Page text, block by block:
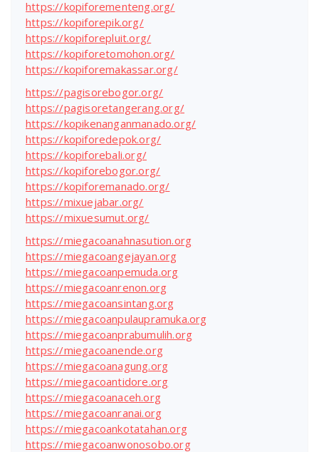
https://kopiforementeng.org/
https://kopiforepik.org/
https://kopiforepluit.org/
https://kopiforetomohon.org/
https://kopiforemakassar.org/
https://pagisorebogor.org/
https://pagisoretangerang.org/
https://kopikenanganmanado.org/
https://kopiforedepok.org/
https://kopiforebali.org/
https://kopiforebogor.org/
https://kopiforemanado.org/
https://mixuejabar.org/
https://mixuesumut.org/
https://miegacoanahnasution.org
https://miegacoangejayan.org
https://miegacoanpemuda.org
https://miegacoanrenon.org
https://miegacoansintang.org
https://miegacoanpulaupramuka.org
https://miegacoanprabumulih.org
https://miegacoanende.org
https://miegacoanagung.org
https://miegacoantidore.org
https://miegacoanaceh.org
https://miegacoanranai.org
https://miegacoankotatahan.org
https://miegacoanwonosobo.org